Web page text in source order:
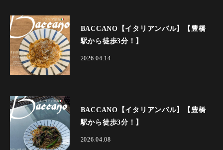
BACCANO【イタリアンバル】【豊橋
駅から徒歩3分！】
2026.04.14
BACCANO【イタリアンバル】【豊橋
駅から徒歩3分！】
2026.04.08